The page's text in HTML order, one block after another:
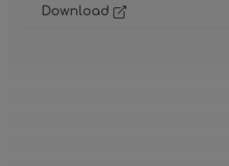
Download